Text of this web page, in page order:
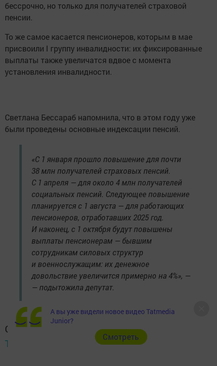
бессрочно, но только для получателей страховой
пенсии.
То же самое касается пенсионеров, которым в мае
присвоили I группу инвалидности: их фиксированные
выплаты также увеличатся вдвое с момента
установления инвалидности.
Светлана Бессараб напомнила, что в этом году уже
были проведены основные индексации пенсий.
«С 1 января прошло повышение для почти
38 млн получателей страховых пенсий.
С 1 апреля — для около 4 млн получателей
социальных пенсий. Следующее повышение
планируется с 1 августа — для работающих
пенсионеров, отработавших 2025 год.
И наконец, с 1 октября будут повышены
выплаты пенсионерам — бывшим
сотрудникам силовых структур
и военнослужащим: их денежное
довольствие увеличится примерно на 4%», —
— подытожила депутат.
Следите за самым важным и интересным в
Telegram-канале
Татмедиа
А вы уже видели новое видео Tatmedia
Junior?
Cмотреть